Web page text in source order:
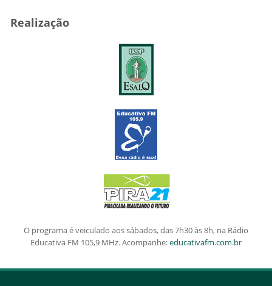
Realização
O programa é veiculado aos sábados, das 7h30 às 8h, na Rádio
Educativa FM 105,9 MHz. Acompanhe:educativafm.com.br